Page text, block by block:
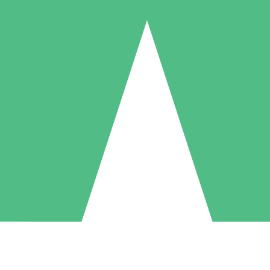
Individuele Creditpakketten
per gebruik met downloadtegoeden. Geen maandelijkse verplichting
5 Downloaden
US$